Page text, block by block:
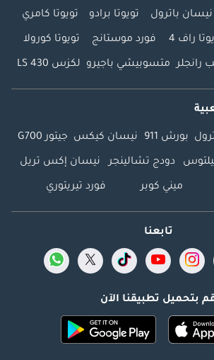
نيسان باترول تويوتا برادو تويوتا كامري
راف 4 فورد موستانج تويوتا كورولا
رانجلر متسوبيشي باجيرو لكزس LS 430
بورش 911 نيسان كيكس جيتور G700
دودج تشالينجر نيسان إكس تريل
ميني كوبر فورد تيريتوري
تابعنا
بتحميل تطبيقنا الآن